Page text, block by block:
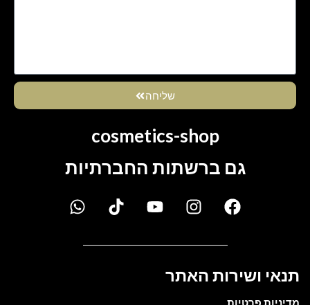
שליחה
cosmetics-shop
גם ברשתות החברתיות
תנאי ושירות האתר
מדיניות פרטיות